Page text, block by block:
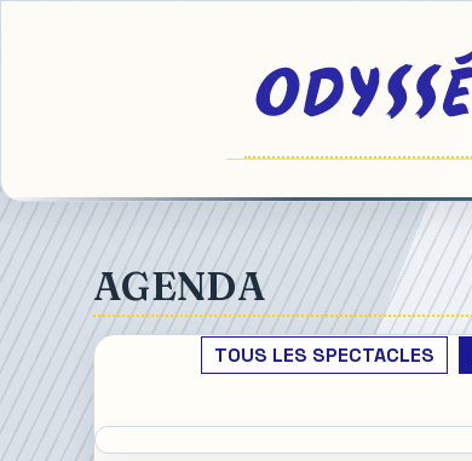
AGENDA
TOUS LES SPECTACLES